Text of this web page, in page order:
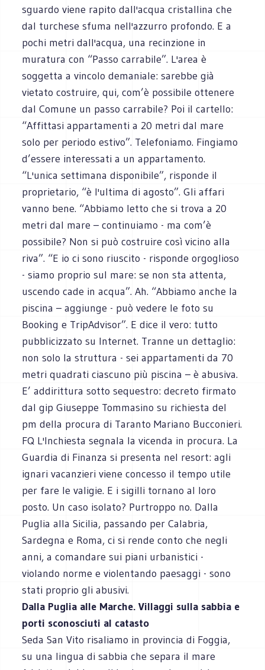
sguardo viene rapito dall'acqua cristallina che
dal turchese sfuma nell'azzurro profondo. E a
pochi metri dall'acqua, una recinzione in
muratura con “Passo carrabile”. L'area è
soggetta a vincolo demaniale: sarebbe già
vietato costruire, qui, com’è possibile ottenere
dal Comune un passo carrabile? Poi il cartello:
“Affittasi appartamenti a 20 metri dal mare
solo per periodo estivo”. Telefoniamo. Fingiamo
d’essere interessati a un appartamento.
“L'unica settimana disponibile”, risponde il
proprietario, “è l'ultima di agosto”. Gli affari
vanno bene. “Abbiamo letto che si trova a 20
metri dal mare – continuiamo - ma com’è
possibile? Non si può costruire così vicino alla
riva”. “E io ci sono riuscito - risponde orgoglioso
- siamo proprio sul mare: se non sta attenta,
uscendo cade in acqua”. Ah. “Abbiamo anche la
piscina – aggiunge - può vedere le foto su
Booking e TripAdvisor”. E dice il vero: tutto
pubblicizzato su Internet. Tranne un dettaglio:
non solo la struttura - sei appartamenti da 70
metri quadrati ciascuno più piscina – è abusiva.
E’ addirittura sotto sequestro: decreto firmato
dal gip Giuseppe Tommasino su richiesta del
pm della procura di Taranto Mariano Bucconieri.
FQ L'Inchiesta segnala la vicenda in procura. La
Guardia di Finanza si presenta nel resort: agli
ignari vacanzieri viene concesso il tempo utile
per fare le valigie. E i sigilli tornano al loro
posto. Un caso isolato? Purtroppo no. Dalla
Puglia alla Sicilia, passando per Calabria,
Sardegna e Roma, ci si rende conto che negli
anni, a comandare sui piani urbanistici -
violando norme e violentando paesaggi - sono
stati proprio gli abusivi.
Dalla Puglia alle Marche. Villaggi sulla sabbia e
porti sconosciuti al catasto
Seda San Vito risaliamo in provincia di Foggia,
su una lingua di sabbia che separa il mare